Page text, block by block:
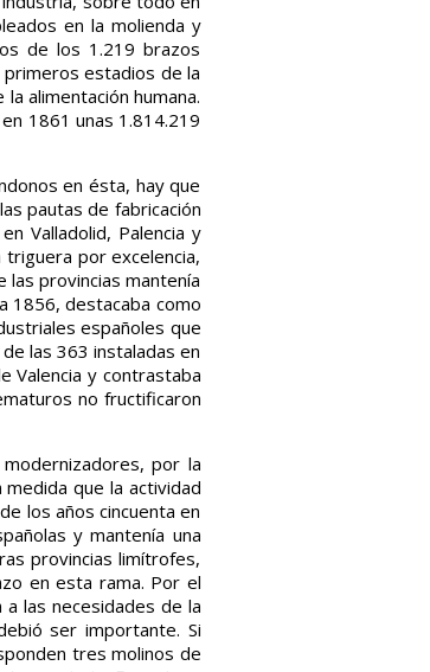
en la molienda y
de los 1.219 brazos
estadios de la
alimentación humana.
1861 unas 1.814.219
en ésta, hay que
pautas de fabricación
Valladolid, Palencia y
por excelencia,
las provincias mantenía
1856, destacaba como
españoles que
las 363 instaladas en
Valencia y contrastaba
no fructificaron
por la
que la actividad
los años cincuenta en
y mantenía una
provincias limítrofes,
en esta rama. Por el
las necesidades de la
ser importante. Si
tres molinos de